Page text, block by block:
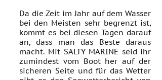
Da die Zeit im Jahr auf dem Wasser
bei den Meisten sehr begrenzt ist,
kommt es bei diesen Tagen darauf
an, dass man das Beste daraus
macht. Mit SALTY MARINE seid ihr
zumindest vom Boot her auf der
sicheren Seite und für das Wetter